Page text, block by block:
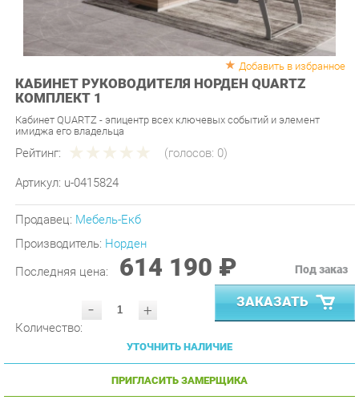
Добавить в избранное
КАБИНЕТ РУКОВОДИТЕЛЯ НОРДЕН QUARTZ
КОМПЛЕКТ 1
Кабинет QUARTZ - эпицентр всех ключевых событий и элемент
Рейтинг:
Артикул: u-0415824
Производитель:Норден
Последняя цена: 614 190 ₽
- ЗАКАЗАТЬ
УТОЧНИТЬ НАЛИЧИЕ
ПРИГЛАСИТЬ ЗАМЕРЩИКА
ГАРАНТИЯ ЛУЧШЕЙ ЦЕНЫ